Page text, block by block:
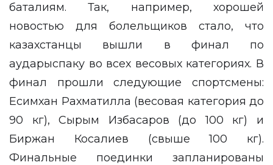
баталиям. Так, например, хорошей
новостью для болельщиков стало, что
казахстанцы вышли в финал по
аударыспаку во всех весовых категориях. В
финал прошли следующие спортсмены:
Есимхан Рахматилла (весовая категория до
90 кг), Сырым Избасаров (до 100 кг) и
Биржан Косалиев (свыше 100 кг).
Финальные поединки запланированы